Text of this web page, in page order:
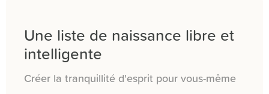
Une liste de naissance libre et
intelligente
Créer la tranquillité d'esprit pour vous-même